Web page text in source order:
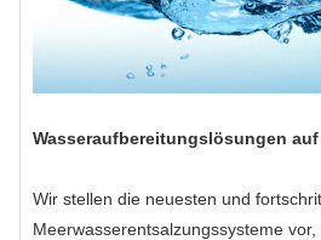
Wasseraufbereitungslösungen
Wir stellen die neuesten und
Meerwasserentsalzungssysteme